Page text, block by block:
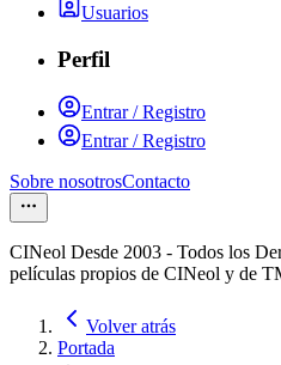
Usuarios
Perfil
Entrar / Registro
Entrar / Registro
Sobre nosotrosContacto
CINeol Desde 2003 - Todos los
películas propios de CINeol y de
Volver atrás
Portada